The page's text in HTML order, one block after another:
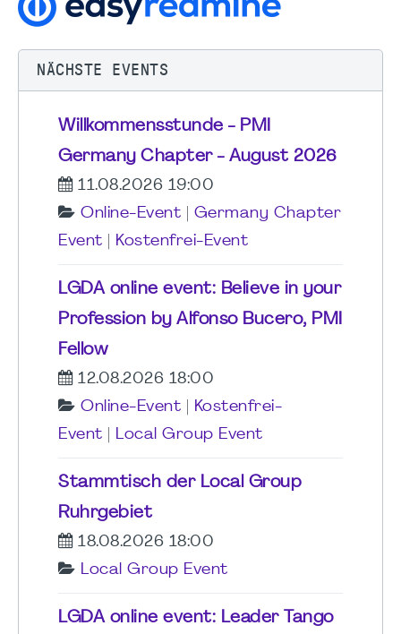
NÄCHSTE EVENTS
Willkommensstunde - PMI
Germany Chapter - August 2026
11.08.2026 19:00
Online-Event
Germany Chapter
Event
Kostenfrei-Event
LGDA online event: Believe in your
Profession by Alfonso Bucero, PMI
Fellow
12.08.2026 18:00
Online-Event
Kostenfrei-
Event
Local Group Event
Stammtisch der Local Group
Ruhrgebiet
18.08.2026 18:00
Local Group Event
LGDA online event: Leader Tango